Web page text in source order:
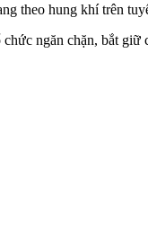
theo hung khí trên
ngăn chặn, bắt